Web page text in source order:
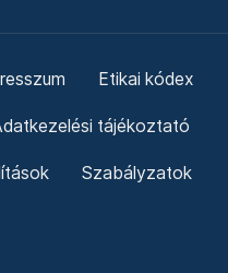
Etikai kódex
tájékoztató
Szabályzatok